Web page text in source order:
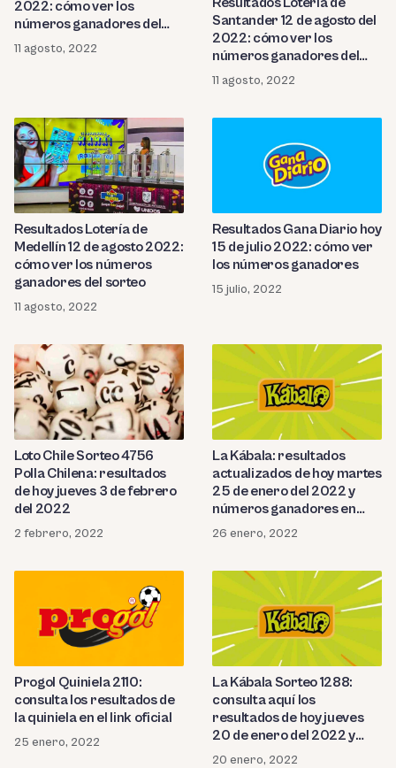
2022: cómo ver los
números ganadores del
sorteo
11 agosto, 2022
Santander 12 de agosto del
2022: cómo ver los
números ganadores del
sorteo
11 agosto, 2022
Resultados Lotería de
Medellín 12 de agosto 2022:
cómo ver los números
ganadores del sorteo
11 agosto, 2022
Resultados Gana Diario hoy
15 de julio 2022: cómo ver
los números ganadores
15 julio, 2022
Loto Chile Sorteo 4756
Polla Chilena: resultados
de hoy jueves 3 de febrero
del 2022
2 febrero, 2022
La Kábala: resultados
actualizados de hoy martes
25 de enero del 2022 y
números ganadores en
Perú
26 enero, 2022
Progol Quiniela 2110:
consulta los resultados de
la quiniela en el link oficial
25 enero, 2022
La Kábala Sorteo 1288:
consulta aquí los
resultados de hoy jueves
20 de enero del 2022 y
números ganadores
20 enero, 2022